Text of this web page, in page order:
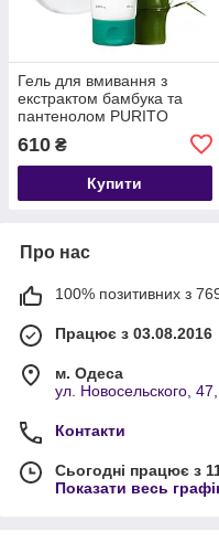
Гель для вмивання з
екстрактом бамбука та
пантенолом PURITO
Mighty Bamboo Panthenol
Cleanser 150ml
610 ₴
Купити
Про нас
100% позитивних з 769
Працює з 03.08.2016
м. Одеса
ул. Новосельского,
Контакти
Сьогодні працює з
Показати весь